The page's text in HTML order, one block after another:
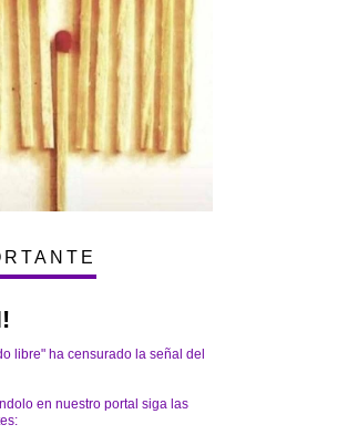
libre" ha censurado la señal del
en nuestro portal siga las